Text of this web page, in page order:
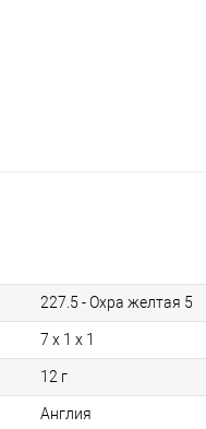
227.5 - Охра желтая 5
7 x 1 x 1
12 г
Англия